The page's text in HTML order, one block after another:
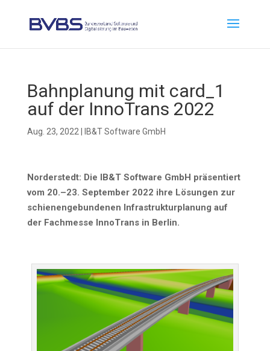
Bahn­pla­nung mit card_1
auf der Inno­Trans 2022
Aug. 23, 2022 IB&T Software GmbH
Nor­der­stedt: Die IB&T Soft­ware GmbH prä­sen­tiert
vom 20.–23. Sep­tem­ber 2022 ihre Lösun­gen zur
schie­nen­ge­bun­de­nen Infra­struk­tur­pla­nung auf
der Fach­mes­se Inno­Trans in Berlin.